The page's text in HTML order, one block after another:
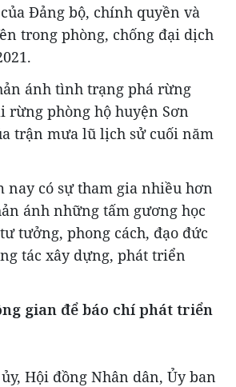
Đảng bộ, chính quyền và
trong phòng, chống đại dịch
ánh tình trạng phá rừng
rừng phòng hộ huyện Sơn
trận mưa lũ lịch sử cuối năm
nay có sự tham gia nhiều hơn
ánh những tấm gương học
tưởng, phong cách, đạo đức
tác xây dựng, phát triển
gian để báo chí phát triển
Hội đồng Nhân dân, Ủy ban